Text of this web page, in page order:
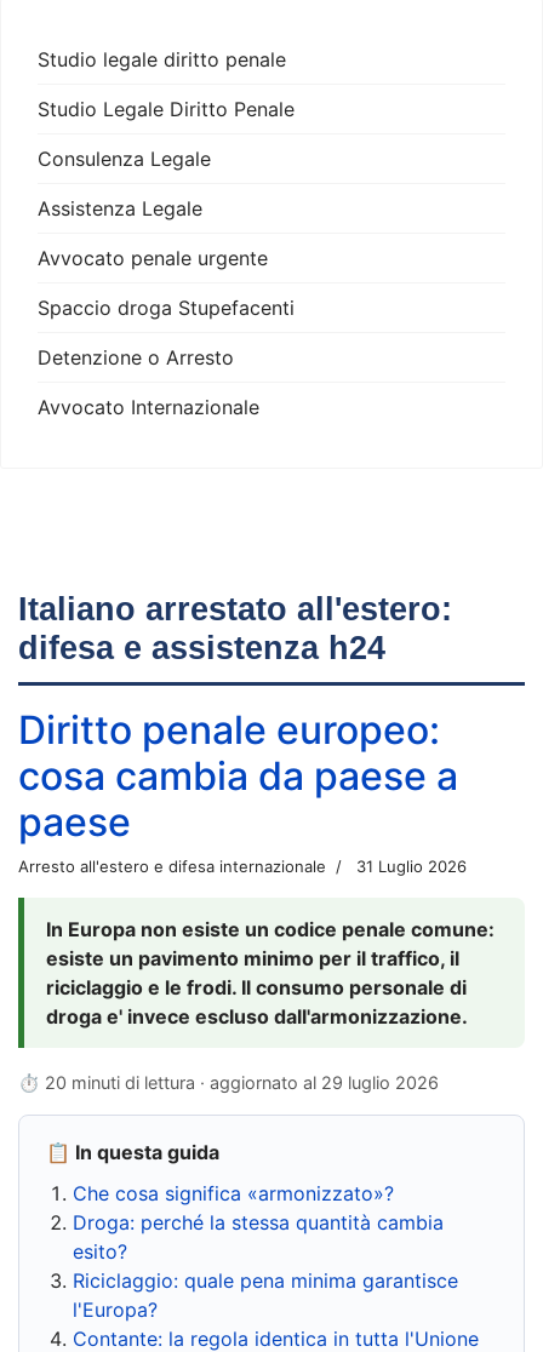
Studio legale diritto penale
Studio Legale Diritto Penale
Consulenza Legale
Assistenza Legale
Avvocato penale urgente
Spaccio droga Stupefacenti
Detenzione o Arresto
Avvocato Internazionale
Italiano arrestato all'estero:
difesa e assistenza h24
Diritto penale europeo:
cosa cambia da paese a
paese
Arresto all'estero e difesa internazionale 31 Luglio 2026
In Europa non esiste un codice penale comune:
esiste un pavimento minimo per il traffico, il
riciclaggio e le frodi. Il consumo personale di
droga e' invece escluso dall'armonizzazione.
⏱ 20 minuti di lettura · aggiornato al 29 luglio 2026
📋 In questa guida
Che cosa significa «armonizzato»?
Droga: perché la stessa quantità cambia
esito?
Riciclaggio: quale pena minima garantisce
l'Europa?
Contante: la regola identica in tutta l'Unione